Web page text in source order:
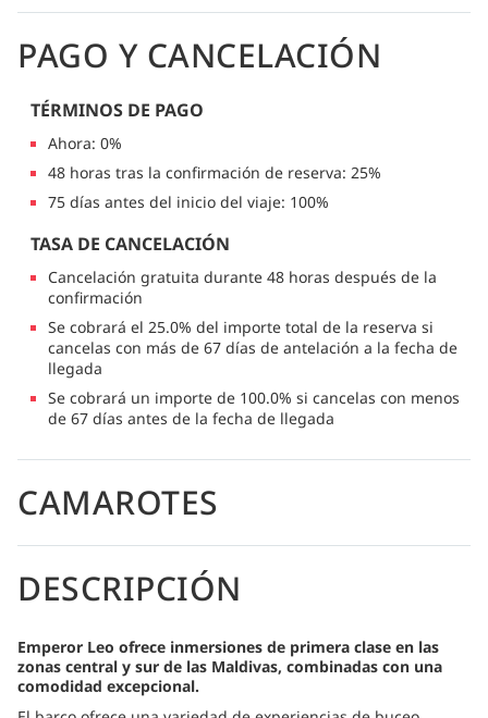
PAGO Y CANCELACIÓN
TÉRMINOS DE PAGO
Ahora: 0%
48 horas tras la confirmación de reserva: 25%
75 días antes del inicio del viaje: 100%
TASA DE CANCELACIÓN
Cancelación gratuita durante 48 horas después de la
confirmación
Se cobrará el 25.0% del importe total de la reserva si
cancelas con más de 67 días de antelación a la fecha de
llegada
Se cobrará un importe de 100.0% si cancelas con menos
de 67 días antes de la fecha de llegada
CAMAROTES
DESCRIPCIÓN
Emperor Leo ofrece inmersiones de primera clase en las
zonas central y sur de las Maldivas, combinadas con una
comodidad excepcional.